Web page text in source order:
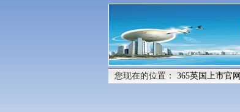
您现在的位置： 365英国上市官网